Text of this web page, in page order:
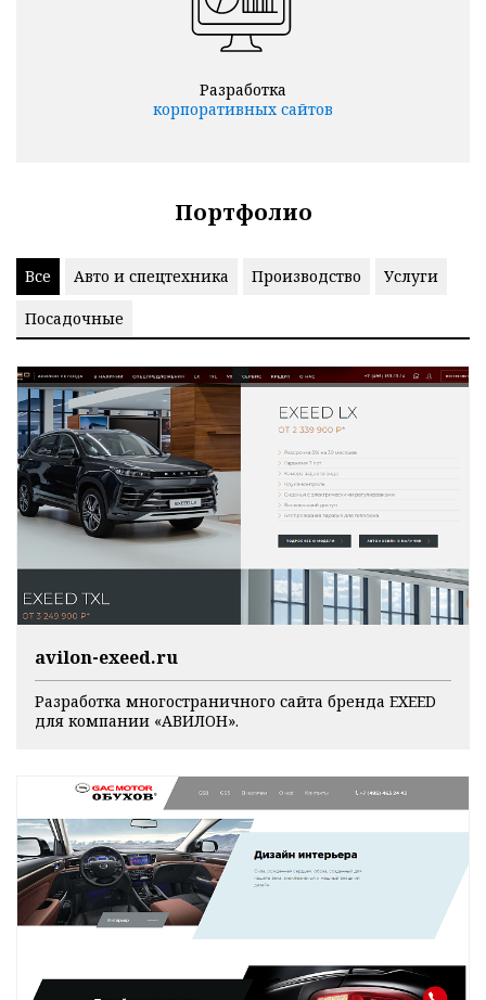
Разработка
корпоративных сайтов
Портфолио
Все Авто и спецтехника Производство Услуги
Посадочные
avilon-exeed.ru
Разработка многостраничного сайта бренда EXEED
для компании «АВИЛОН».